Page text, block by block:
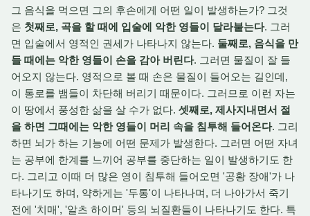
그 음식을 먹으면 그의 후손에게 어떤 일이 발생하는가? 그것
은 첫째로, 곡을 할 때에 입술에 악한 영들이 달라붙는다. 그러
면 입술에서 영적인 권세가 나타나지 않는다. 둘째로, 음식을 만
들 때에는 악한 영들이 손을 감아 버린다. 그러면 물질이 잘 들
어오지 않는다. 영적으로 볼 때 손은 물질이 들어오는 길인데,
이 통로를 뱀들이 차단해 버리기 때문이다. 그러므로 이런 자는
이 땅에서 풍성한 삶을 살 수가 없다. 셋째로, 제사지내면서 절
을 하면 그때에는 악한 영들이 머리 속을 침투해 들어온다. 그리
하면 뇌가 하는 기능에 어떤 문제가 발생한다. 그러면 어떤 자녀
는 공부에 한계를 느끼어 공부를 중단하는 일이 발생하기도 한
다. 그리고 이때 더 많은 영이 침투해 들어오면 '공황 장애'가 나
타나기도 하며, 약하게는 '두통'이 나타나며, 더 나아가서 죽기
전에 '치매', '알츠 하이머' 등의 뇌질환들이 나타나기도 한다. 특